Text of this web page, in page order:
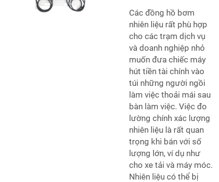
Các đồng hồ bơm
nhiên liệu rất phù hợp
cho các trạm dịch vụ
và doanh nghiệp nhỏ
muốn đưa chiếc máy
hút tiền tài chính vào
túi những người ngồi
làm việc thoải mái sau
bàn làm việc. Việc đo
lường chính xác lượng
nhiên liệu là rất quan
trọng khi bán với số
lượng lớn, ví dụ như
cho xe tải và máy móc.
Nhiên liệu có thể bị